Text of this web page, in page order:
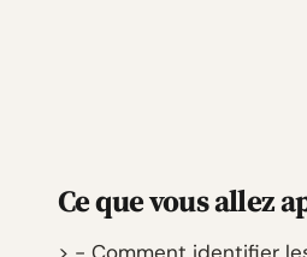
Ce que vous allez